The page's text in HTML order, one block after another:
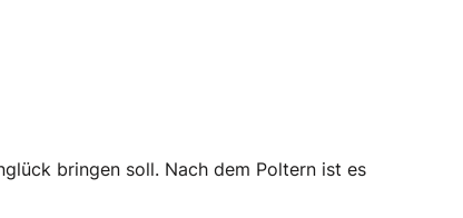
bringen soll. Nach dem Poltern ist es